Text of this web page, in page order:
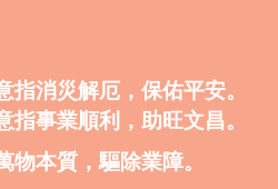
指消災解厄，保佑平安。
指事業順利，助旺文昌。
物本質，驅除業障。